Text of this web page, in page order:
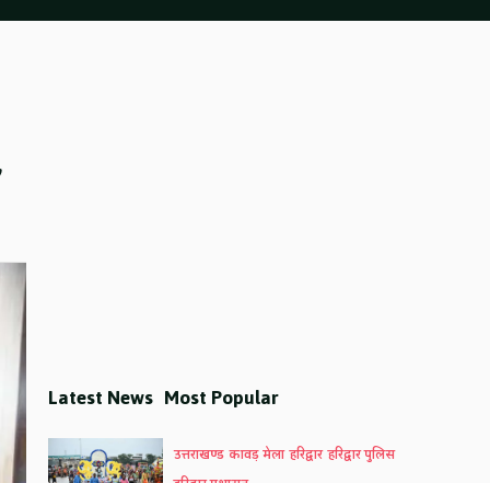
Latest News Most Popular
उत्तराखण्ड कावड़ मेला हरिद्वार हरिद्वार पुलिस